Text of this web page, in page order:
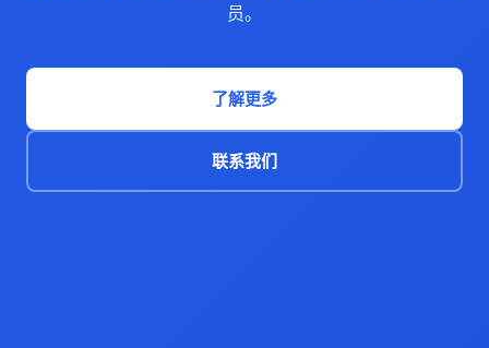
员。
了解更多
联系我们